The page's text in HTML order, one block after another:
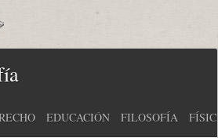
EDUCACIÓN FILOSOFÍA